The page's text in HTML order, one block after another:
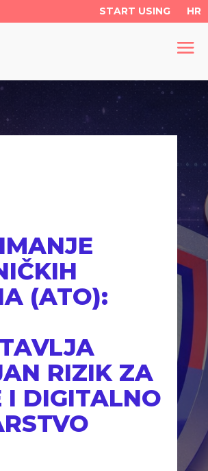
START USING HR
(ATO):
RIZIK ZA
I DIGITALNO